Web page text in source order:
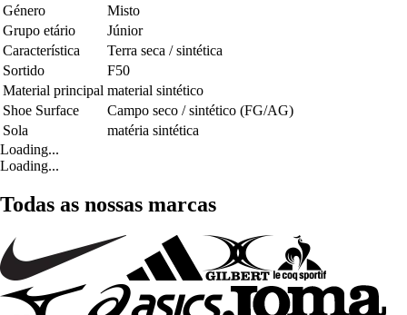
Género
Misto
Grupo etário
Júnior
Característica
Terra seca / sintética
Sortido
F50
Material principal material sintético
Shoe Surface
Campo seco / sintético (FG/AG)
Sola
matéria sintética
Loading...
Loading...
Todas as nossas marcas